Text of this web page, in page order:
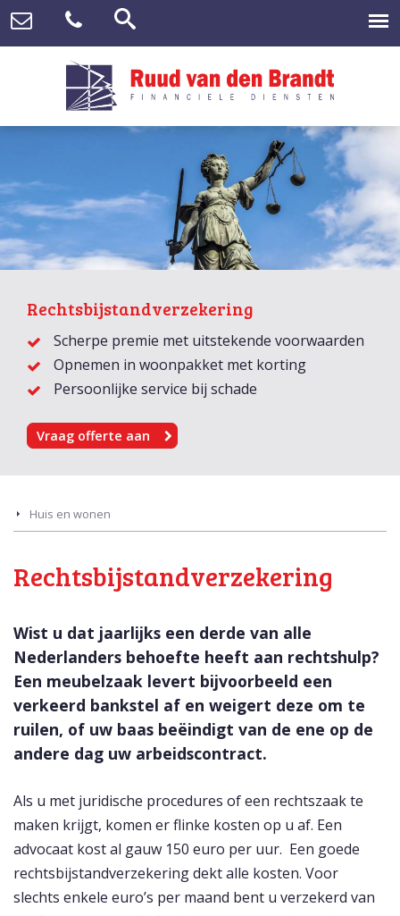
Rechtsbijstandverzekering
Scherpe premie met uitstekende voorwaarden
Opnemen in woonpakket met korting
Persoonlijke service bij schade
Vraag offerte aan
Huis en wonen
Rechtsbijstandverzekering
Wist u dat jaarlijks een derde van alle
Nederlanders behoefte heeft aan rechtshulp?
Een meubelzaak levert bijvoorbeeld een
verkeerd bankstel af en weigert deze om te
ruilen, of uw baas beëindigt van de ene op de
andere dag uw arbeidscontract.
Als u met juridische procedures of een rechtszaak te
maken krijgt, komen er flinke kosten op u af. Een
advocaat kost al gauw 150 euro per uur. Een goede
rechtsbijstandverzekering dekt alle kosten. Voor
slechts enkele euro’s per maand bent u verzekerd van